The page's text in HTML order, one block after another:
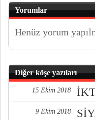
Yorumlar
Henüz yorum
Diğer köşe yazıları
15 Ekim 2018
9 Ekim 2018